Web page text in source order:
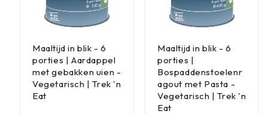
Maaltijd in blik - 6
porties | Aardappel
met gebakken uien -
Vegetarisch | Trek 'n
Eat
Maaltijd in blik - 6
porties |
Bospaddenstoelenr
agout met Pasta -
Vegetarisch | Trek 'n
Eat